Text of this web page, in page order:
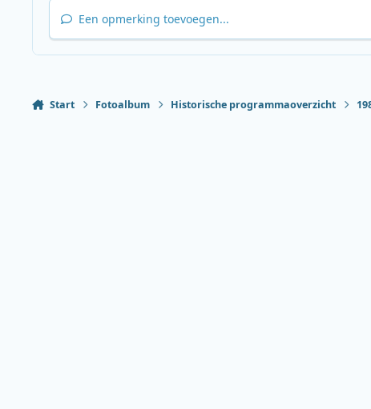
Een opmerking toevoegen...
Start Fotoalbum Historische programmaoverzicht